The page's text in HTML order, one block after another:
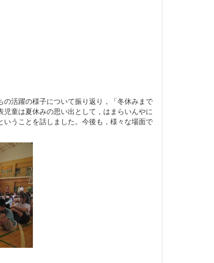
活躍の様子について振り返り，「冬休みまで
童は夏休みの思い出として，はまらいんやに
うことを話しました。今後も，様々な場面で